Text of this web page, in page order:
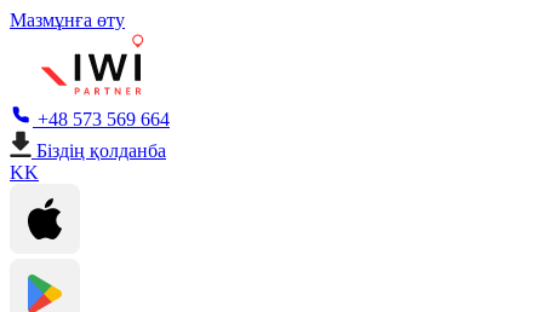
Мазмұнға өту
+48 573 569 664
Біздің қолданба
KK